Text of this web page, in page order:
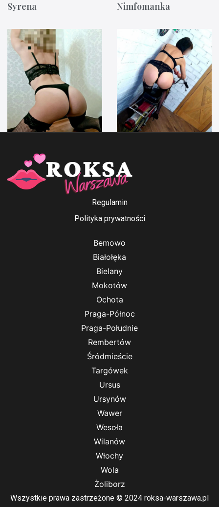
Syrena Nimfomanka
Anna Ford Irenka
Regulamin
Polityka prywatności
Bemowo
Białołęka
Bielany
Mokotów
Ochota
Praga-Północ
Praga-Południe
Rembertów
Śródmieście
Targówek
Ursus
Ursynów
Wawer
Wesoła
Wilanów
Włochy
Wola
Żoliborz
Wszystkie prawa zastrzeżone © 2024 roksa-warszawa.pl